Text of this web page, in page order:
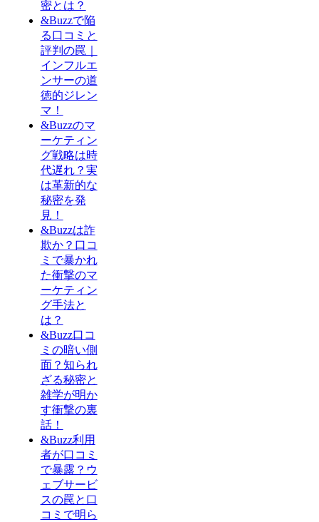
密とは？
&Buzzで陥
る口コミと
評判の罠｜
インフルエ
ンサーの道
徳的ジレン
マ！
&Buzzのマ
ーケティン
グ戦略は時
代遅れ？実
は革新的な
秘密を発
見！
&Buzzは詐
欺か？口コ
ミで暴かれ
た衝撃のマ
ーケティン
グ手法と
は？
&Buzz口コ
ミの暗い側
面？知られ
ざる秘密と
雑学が明か
す衝撃の裏
話！
&Buzz利用
者が口コミ
で暴露？ウ
ェブサービ
スの罠と口
コミで明ら